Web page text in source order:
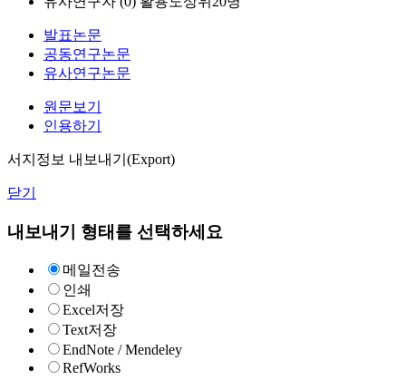
발표논문
공동연구논문
유사연구논문
원문보기
인용하기
서지정보 내보내기(Export)
닫기
내보내기 형태를 선택하세요
메일전송
인쇄
Excel저장
Text저장
EndNote / Mendeley
RefWorks